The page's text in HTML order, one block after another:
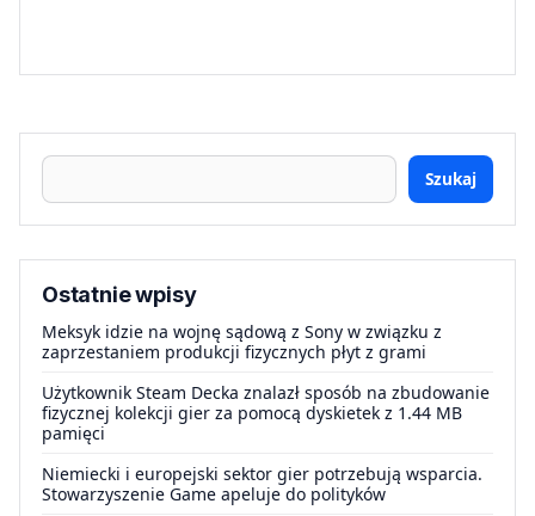
Szukaj
Ostatnie wpisy
Meksyk idzie na wojnę sądową z Sony w związku z
zaprzestaniem produkcji fizycznych płyt z grami
Użytkownik Steam Decka znalazł sposób na zbudowanie
fizycznej kolekcji gier za pomocą dyskietek z 1.44 MB
pamięci
Niemiecki i europejski sektor gier potrzebują wsparcia.
Stowarzyszenie Game apeluje do polityków